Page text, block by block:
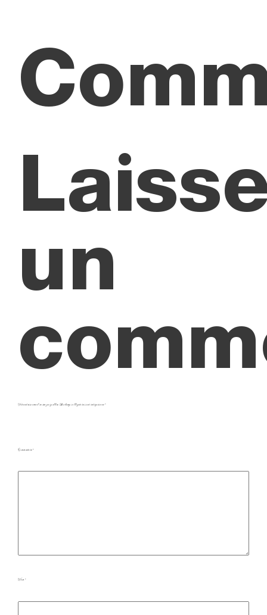
un
Votre adresse e-mail ne sera pas publiée. Les champs obligatoires sont indiqués avec*
Commentaire*
Nom *